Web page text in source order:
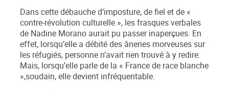
Dans cette débauche d’imposture, de fiel et de «
contre-révolution culturelle », les frasques verbales
de Nadine Morano aurait pu passer inaperçues. En
effet, lorsqu’elle a débité des âneries morveuses sur
les réfugiés, personne n’avait rien trouvé à y redire.
Mais, lorsqu’elle parle de la « France de race blanche
»,soudain, elle devient infréquentable.